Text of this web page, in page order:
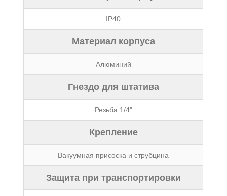
IP40
Материал корпуса
Алюминий
Гнездо для штатива
Резьба 1/4"
Крепление
Вакуумная присоска и струбцина
Защита при транспортировки